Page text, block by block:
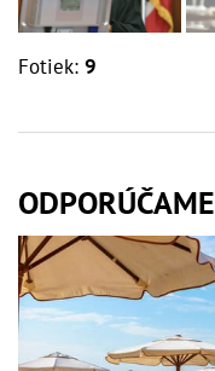
Fotiek: 9
ODPORÚČAME